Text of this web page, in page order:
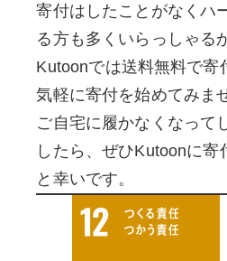
寄付はしたことがなくハ
る方も多くいらっしゃる
Kutoonでは送料無料で寄
気軽に寄付を始めてみま
ご自宅に履かなくなって
したら、ぜひKutoonに寄
と幸いです。